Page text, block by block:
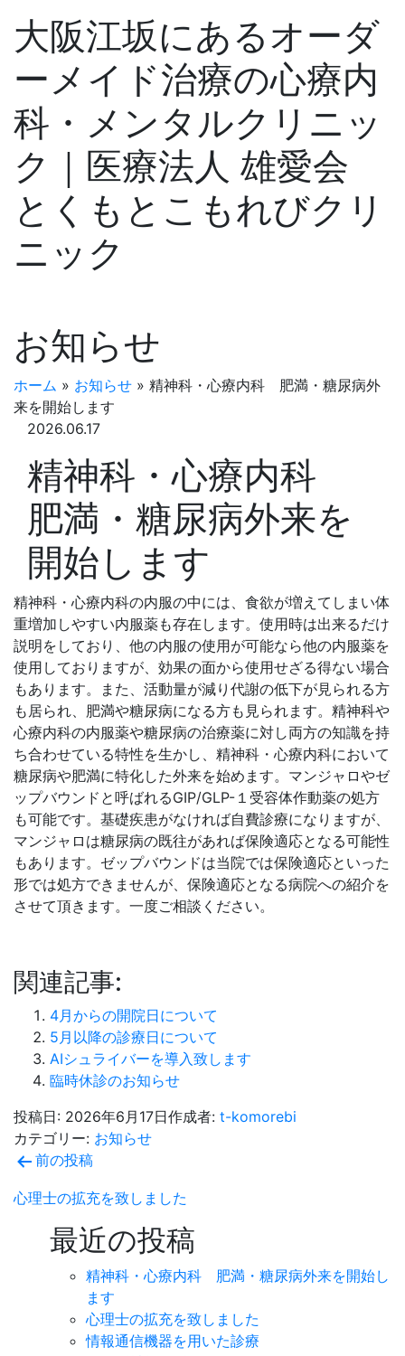
大阪江坂にあるオーダ
ーメイド治療の心療内
科・メンタルクリニッ
ク｜医療法人 雄愛会
とくもとこもれびクリ
ニック
お知らせ
ホーム » お知らせ » 精神科・心療内科 肥満・糖尿病外
来を開始します
2026.06.17
精神科・心療内科
肥満・糖尿病外来を
開始します
精神科・心療内科の内服の中には、食欲が増えてしまい体
重増加しやすい内服薬も存在します。使用時は出来るだけ
説明をしており、他の内服の使用が可能なら他の内服薬を
使用しておりますが、効果の面から使用せざる得ない場合
もあります。また、活動量が減り代謝の低下が見られる方
も居られ、肥満や糖尿病になる方も見られます。精神科や
心療内科の内服薬や糖尿病の治療薬に対し両方の知識を持
ち合わせている特性を生かし、精神科・心療内科において
糖尿病や肥満に特化した外来を始めます。マンジャロやゼ
ップバウンドと呼ばれるGIP/GLP-１受容体作動薬の処方
も可能です。基礎疾患がなければ自費診療になりますが、
マンジャロは糖尿病の既往があれば保険適応となる可能性
もあります。ゼップバウンドは当院では保険適応といった
形では処方できませんが、保険適応となる病院への紹介を
させて頂きます。一度ご相談ください。
関連記事:
4月からの開院日について
5月以降の診療日について
AIシュライバーを導入致します
臨時休診のお知らせ
投稿日: 2026年6月17日作成者: t-komorebi
カテゴリー: お知らせ
投
稿
前の投稿
心理士の拡充を致しました
最近の投稿
精神科・心療内科 肥満・糖尿病外来を開始し
ます
心理士の拡充を致しました
情報通信機器を用いた診療